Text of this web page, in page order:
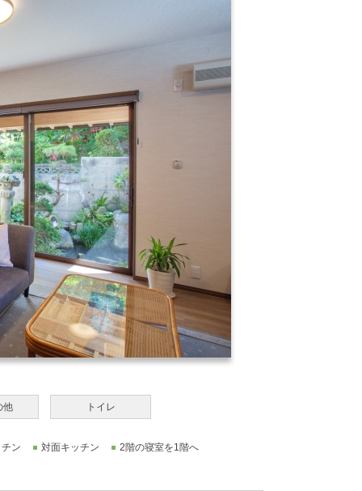
他 トイレ
ン 対面キッチン
2階の寝室を1階へ